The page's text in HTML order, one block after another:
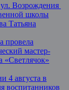
Возрождения
школы
Татьяна
провела
мастер-
«Светлячок»
4 августа в
воспитанников